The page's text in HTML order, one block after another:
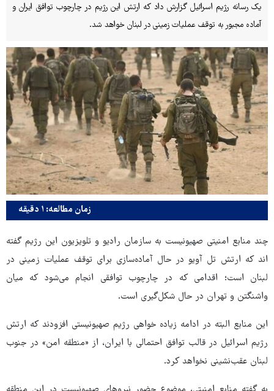
یک رسانه رژیم اسرائیل گزارش داد که ارتش این رژیم در چارچوب توافق ایران و
آماده مجبور به توقف عملیات زمینی در لبنان خواهد شد.
زمان مطالعه: ۱ دقیقه
چند منابع امنیتی صهیونیست به سازمان رادیو و تلویزیون این رژیم گفته
اند که ارتش تل آویو در حال آماده‌سازی برای توقف عملیات زمینی در
لبنان است؛ اقدامی که در چارچوب توافقی انجام می‌شود که میان
واشنگتن و تهران در حال شکل‌گیری است.
این منابع البته در ادامه زیاده خواهی رژیم صهیونیستی افزودند که ارتش
رژیم اسرائیل در قالب توافق احتمالی با ایران، از «منطقه امن» در جنوب
لبنان عقب‌نشینی نخواهد کرد.